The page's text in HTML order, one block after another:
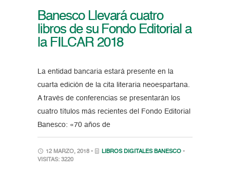
Banesco Llevará cuatro
libros de su Fondo Editorial a
la FILCAR 2018
La entidad bancaria estará presente en la
cuarta edición de la cita literaria neoespartana.
A través de conferencias se presentarán los
cuatro títulos más recientes del Fondo Editorial
Banesco: «70 años de
12 MARZO, 2018 • LIBROS DIGITALES BANESCO •
VISITAS: 3220